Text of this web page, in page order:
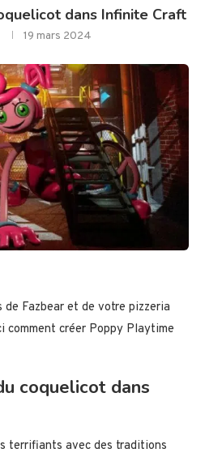
dans Infinite Craft
19 mars 2024
de Fazbear et de votre pizzeria
comment créer Poppy Playtime
coquelicot dans
terrifiants avec des traditions